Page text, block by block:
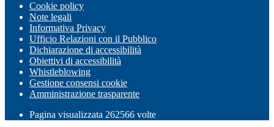
Cookie policy
Note legali
Informativa Privacy
Ufficio Relazioni con il Pubblico
Dichiarazione di accessibilità
Obiettivi di accessibilità
Whistleblowing
Gestione consensi cookie
Amministrazione trasparente
Pagina visualizzata 262566 volte